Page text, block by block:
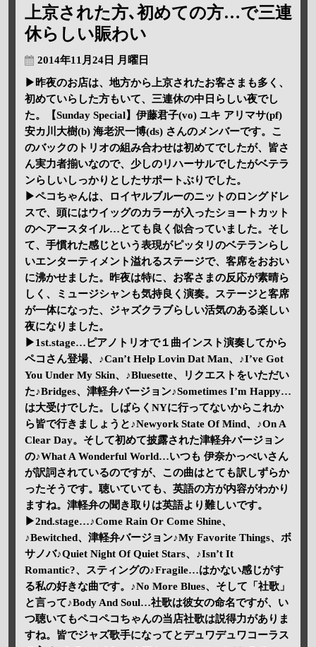
上京された方､初めての方…で三連
休らしい賑わい
2014年11月24日 月曜日
▶昨夜のお店は、地方から上京されたお客さまも多く、
初めていらした方もいて、三連休の中日らしい夜でし
た。【Sunday Special】伊藤君子(vo) ユキ アリマサ(pf)
安カ川大樹(b) 海老沢一博(ds) さんのメンバーです。こ
のバックのトリオの組み合わせは初めてでしたが、皆さ
ん実力者揃いなので、少しのリハーサルでしたがベテラ
ンらしいしっかりとしたサポートぶりでした。
▶ペコちゃんは、ロイヤルブルーのニットのロングドレ
スで、頭にはウイッグのカラーが入ったショートカット
のヘアースタイル…とても良く似合っていました。そし
て、手慣れた感じという表現がピッタリのベテランらし
いエンターティメント溢れるステージで、客席をおおい
に沸かせました。昨夜は特に、お客さまの反応が素晴ら
しく、ミュージシャンも気持良く演奏。ステージと客席
が一体になった、ジャズクラブらしい活気のある楽しい
夜になりました。
▶1st.stage…ピアノトリオで１曲インスト演奏してから
ペコさん登場、♪Can’t Help Lovin Dat Man、♪I’ve Got
You Under My Skin、♪Bluesette、リクエストをいただい
た♪Bridges、津軽弁バージョン♪Sometimes I’m Happy…
は大受けでした。しばらくNYに行ってないからこれか
ら皆で行きましょうと♪Newyork State Of Mind、♪On A
Clear Day。そして初めて披露された津軽弁バージョン
の♪What A Wonderful World…いつも 伊奈かっぺいさん
が訳詞されているのですが、この曲はとても訳しずらか
ったそうです。聴いていても、英語の方が内容がわかり
ますね。津軽弁の聞き取りは英語より難しいです。
▶2nd.stage…♪Come Rain Or Come Shine、
♪Bewitched、津軽弁バージョン♪My Favorite Things、ボ
サノバ♪Quiet Night Of Quiet Stars、♪Isn’t It
Romantic?、スティングの♪Fragile…はかない感じがす
る私の好きな曲です。♪No More Blues、そして「社歌」
と言って♪Body And Soul…社歌は彼女の命名ですが、い
つ聴いてもペコペコちゃんの当店社歌は説得力がありま
すね。皆でジャズ歌手になってとデュワデュワコーラス